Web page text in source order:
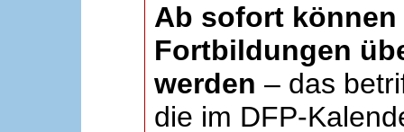
Ab sofort können
Fortbildungen
werden – das
die im DFP-